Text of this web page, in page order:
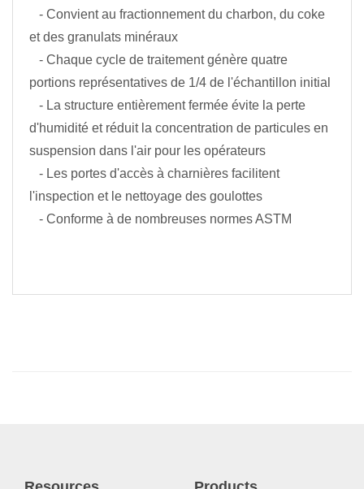
- Convient au fractionnement du charbon, du coke
et des granulats minéraux
- Chaque cycle de traitement génère quatre
portions représentatives de 1/4 de l'échantillon initial
- La structure entièrement fermée évite la perte
d'humidité et réduit la concentration de particules en
suspension dans l'air pour les opérateurs
- Les portes d'accès à charnières facilitent
l'inspection et le nettoyage des goulottes
- Conforme à de nombreuses normes ASTM